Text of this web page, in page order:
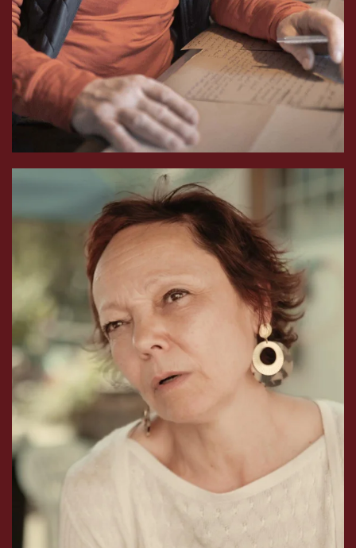
Horpheline depuis ses 5 ans avec ses frères d'un
père qui n'a pas su se réinsérer après la prison, sa
vocation, éviter toujours plus des victimes .